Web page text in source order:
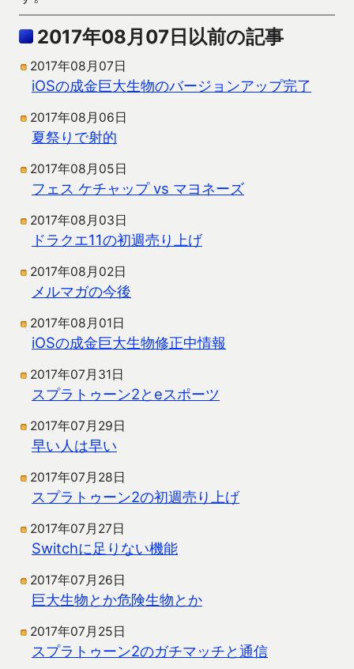
2017年08月07日以前の記事
2017年08月07日
iOSの成金巨大生物のバージョンアップ完了
2017年08月06日
夏祭りで射的
2017年08月05日
フェス ケチャップ vs マヨネーズ
2017年08月03日
ドラクエ11の初週売り上げ
2017年08月02日
メルマガの今後
2017年08月01日
iOSの成金巨大生物修正中情報
2017年07月31日
スプラトゥーン2とeスポーツ
2017年07月29日
早い人は早い
2017年07月28日
スプラトゥーン2の初週売り上げ
2017年07月27日
Switchに足りない機能
2017年07月26日
巨大生物とか危険生物とか
2017年07月25日
スプラトゥーン2のガチマッチと通信